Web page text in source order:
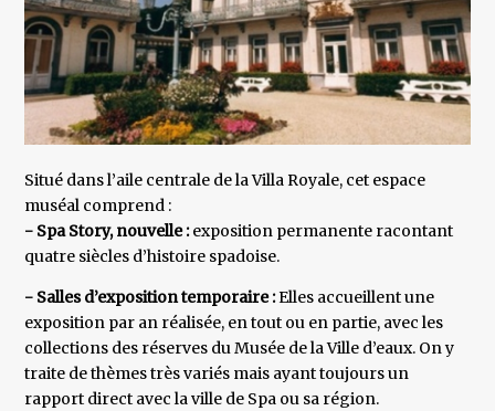
Situé dans l’aile centrale de la Villa Royale, cet espace
muséal comprend :
- Spa Story, nouvelle :exposition permanente racontant
quatre siècles d’histoire spadoise.
- Salles d’exposition temporaire :Elles accueillent une
exposition par an réalisée, en tout ou en partie, avec les
collections des réserves du Musée de la Ville d’eaux. On y
traite de thèmes très variés mais ayant toujours un
rapport direct avec la ville de Spa ou sa région.